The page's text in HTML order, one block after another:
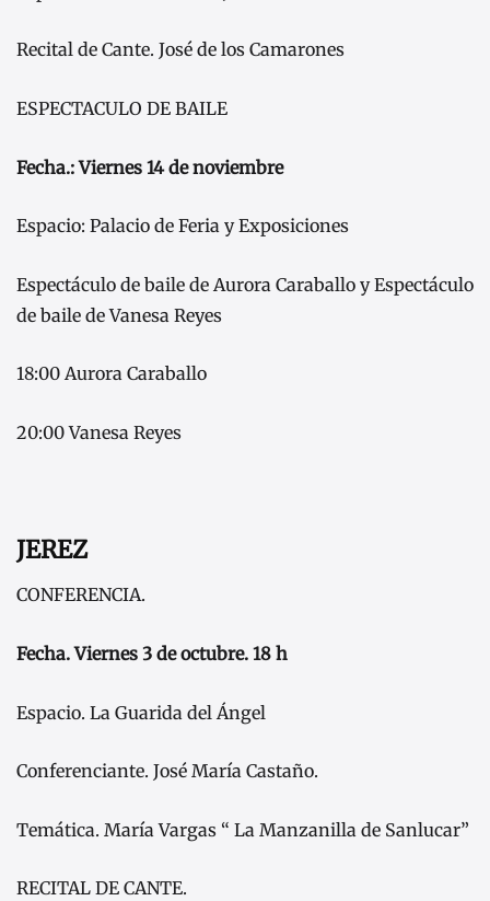
Recital de Cante. José de los Camarones
ESPECTACULO DE BAILE
Fecha.: Viernes 14 de noviembre
Espacio: Palacio de Feria y Exposiciones
Espectáculo de baile de Aurora Caraballo y Espectáculo
de baile de Vanesa Reyes
18:00 Aurora Caraballo
20:00 Vanesa Reyes
JEREZ
CONFERENCIA.
Fecha. Viernes 3 de octubre. 18 h
Espacio. La Guarida del Ángel
Conferenciante. José María Castaño.
Temática. María Vargas “ La Manzanilla de Sanlucar”
RECITAL DE CANTE.